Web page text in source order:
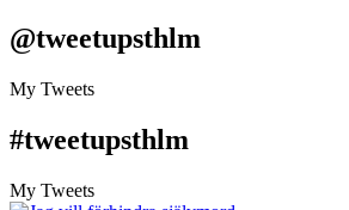
@tweetupsthlm
My Tweets
#tweetupsthlm
My Tweets